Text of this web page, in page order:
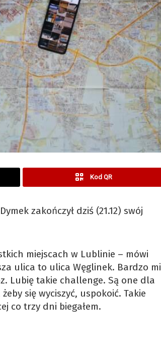
Kod QR
zakończył dziś (21.12) swój
miejscach w Lublinie – mówi
ulica to ulica Węglinek. Bardzo mi
Lubię takie challenge. Są one dla
się wyciszyć, uspokoić. Takie
co trzy dni biegałem.